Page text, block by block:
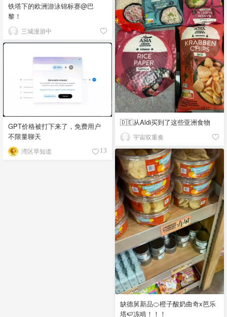
铁塔下的欧洲游泳锦标赛@巴
黎！
三城漫游中
🇩🇪从Aldi买到了这些亚洲食物
宇宙双重奏
GPT价格被打下来了，免费用户
不限量聊天
湾区早知道 13
缺德舅新品🍊橙子酸奶曲奇x芭乐
塔🍉冻啃！！！